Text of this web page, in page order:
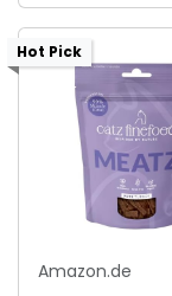
Hot Pick
Amazon.de